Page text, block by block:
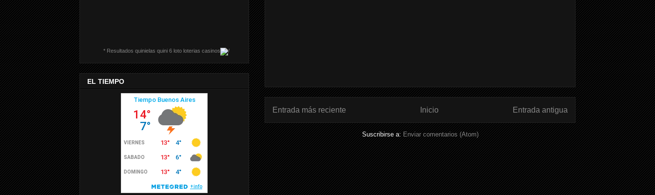
Entrada más reciente Entrada antigua
Inicio
Suscribirse a: Enviar comentarios (Atom)
* Resultados quinielas quini 6 loto loterias casinos
EL TIEMPO